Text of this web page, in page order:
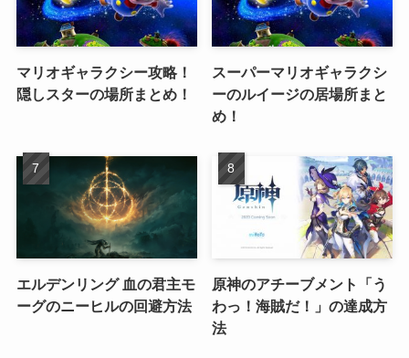
マリオギャラクシー攻略！
隠しスターの場所まとめ！
スーパーマリオギャラクシ
ーのルイージの居場所まと
め！
エルデンリング 血の君主モ
ーグのニーヒルの回避方法
原神のアチーブメント「う
わっ！海賊だ！」の達成方
法